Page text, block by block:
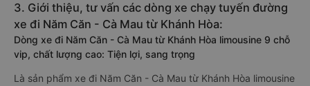
3. Giới thiệu, tư vấn các dòng xe chạy tuyến đường
xe đi Năm Căn - Cà Mau từ Khánh Hòa:
Dòng xe đi Năm Căn - Cà Mau từ Khánh Hòa limousine 9 chỗ
vip, chất lượng cao: Tiện lợi, sang trọng
Là sản phẩm xe đi Năm Căn - Cà Mau từ Khánh Hòa limousine